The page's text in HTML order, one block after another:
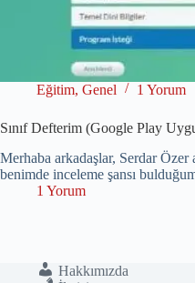
Eğitim, Genel 1 Yorum
Sınıf Defterim (Google Play
Merhaba arkadaşlar, Serdar Özer
benimde inceleme şansı
1 Yorum
Hakkımızda